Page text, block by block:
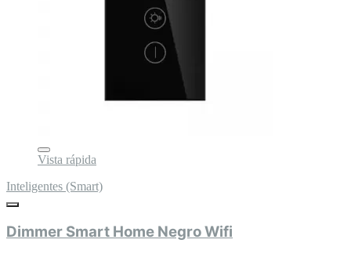
Vista rápida
Inteligentes (Smart)
Dimmer Smart Home Negro Wifi